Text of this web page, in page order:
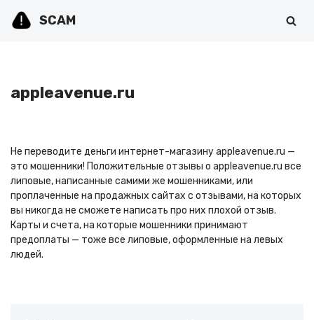
SCAM
appleavenue.ru
Не переводите деньги интернет-магазину appleavenue.ru —
это мошенники! Положительные отзывы о appleavenue.ru все
липовые, написанные самими же мошенниками, или
проплаченные на продажных сайтах с отзывами, на которых
вы никогда не сможете написать про них плохой отзыв.
Карты и счета, на которые мошенники принимают
предоплаты — тоже все липовые, оформленные на левых
людей.